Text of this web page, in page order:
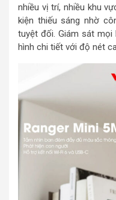
nhiều vị trí, nhiều khu
kiện thiếu sáng nhờ
tuyệt đối. Giám sát mọi
hình chi tiết với độ nét